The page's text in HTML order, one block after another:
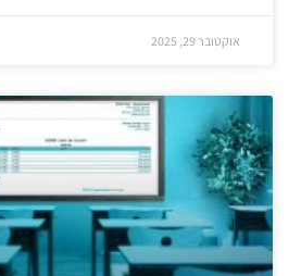
אוקטובר 29, 2025